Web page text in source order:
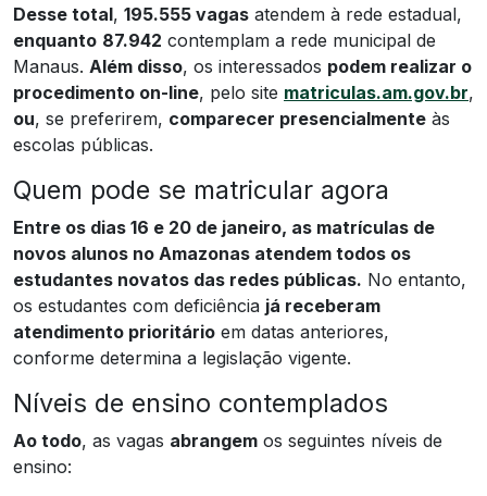
Desse total, 195.555 vagas atendem à rede estadual,
enquanto 87.942 contemplam a rede municipal de
Manaus. Além disso, os interessados podem realizar o
procedimento on-line, pelo site matriculas.am.gov.br,
ou, se preferirem, comparecer presencialmente às
escolas públicas.
Quem pode se matricular agora
Entre os dias 16 e 20 de janeiro, as matrículas de
novos alunos no Amazonas atendem todos os
estudantes novatos das redes públicas. No entanto,
os estudantes com deficiência já receberam
atendimento prioritário em datas anteriores,
conforme determina a legislação vigente.
Níveis de ensino contemplados
Ao todo, as vagas abrangem os seguintes níveis de
ensino: